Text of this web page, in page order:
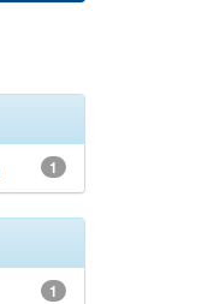
1
1